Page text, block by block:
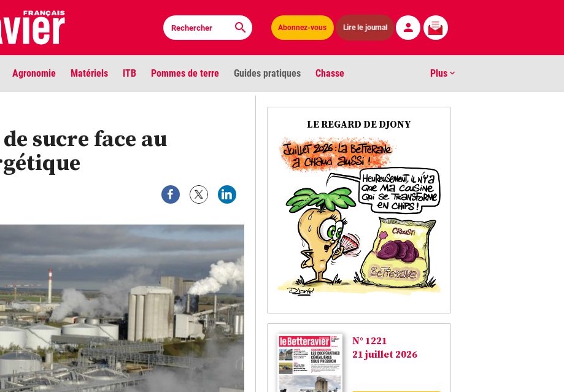
Abonnez-vous Lire le journal
Agronomie Matériels ITB Pommes de terre Guides pratiques Chasse Plus
Les louvetiers devant le Parlement
PLUS
Anciens numéros
Biocarburants
Environnement
Vidéos
Contact
sucre face au LE REGARD DE DJONY
N° 1221
21 juillet 2026